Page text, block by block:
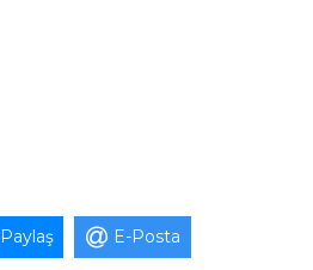
Paylaş E-Posta